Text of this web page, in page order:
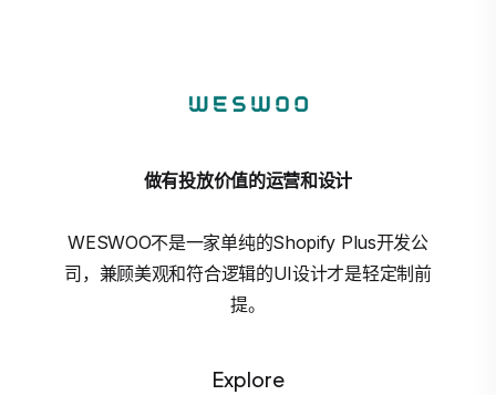
做有投放价值的运营和设计
WESWOO不是一家单纯的Shopify Plus开发公
司，兼顾美观和符合逻辑的UI设计才是轻定制前
提。
Explore